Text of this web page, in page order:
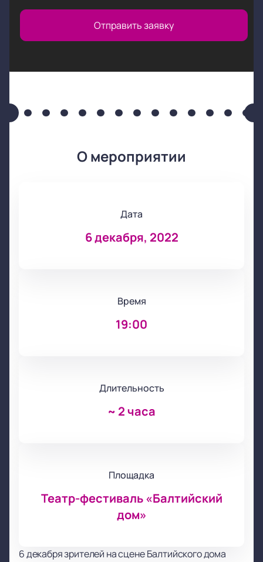
Отправить заявку
О мероприятии
Дата
6 декабря, 2022
Время
19:00
Длительность
~ 2 часа
Площадка
Театр-фестиваль «Балтийский
дом»
6 декабря зрителей на сцене Балтийского дома